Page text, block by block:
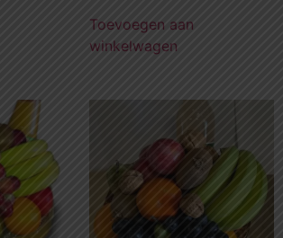
Toevoegen aan
winkelwagen